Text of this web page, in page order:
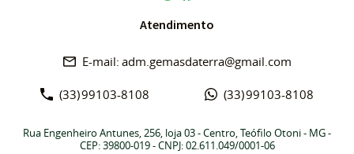
Atendimento
(33)99103-8108 (33)99103-8108
adm.gemasdaterra@gmail.com
Rua Engenheiro Antunes, 256, loja 03-Centro, Teófilo Otoni- MG-
CEP: 39800-019- CNPJ: 02.611.049/0001-06